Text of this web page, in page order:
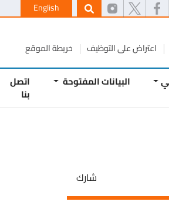
English
اعتراض على التوظيف خريطة الموقع
البيانات المفتوحة اتصل
شارك